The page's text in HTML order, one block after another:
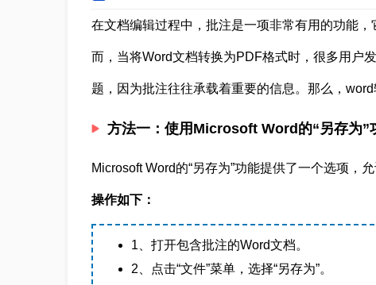
在文档编辑过程中，批注是一项非常有用的功能
而，当将Word文档转换为PDF格式时，很多用户
题，因为批注往往承载着重要的信息。那么，
方法一：使用Microsoft Word的“另存为”
Microsoft Word的“另存为”功能提供了一个选项，
操作如下：
1、打开包含批注的Word文档。
2、点击“文件”菜单，选择“另存为”。